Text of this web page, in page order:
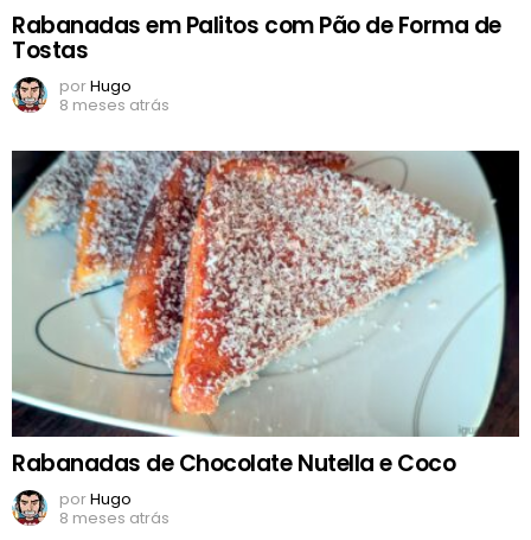
Rabanadas em Palitos com Pão de Forma de
Tostas
porHugo
8 meses atrás
Rabanadas de Chocolate Nutella e Coco
porHugo
8 meses atrás